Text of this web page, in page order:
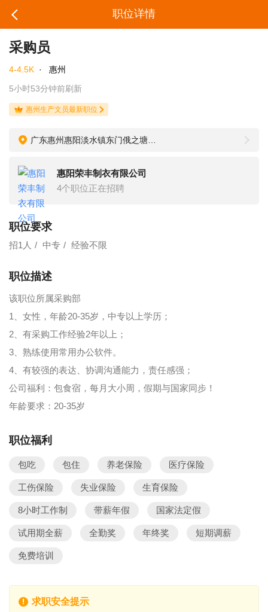
职位详情
采购员
4-4.5K ·
惠州
5小时53分钟前刷新
惠州生产文员最新职位
惠阳荣丰制衣有限公司
4个职位正在招聘
职位要求
招1人 中专 经验不限
职位描述
该职位所属采购部
1、女性，年龄20-35岁，中专以上学历；
2、有采购工作经验2年以上；
3、熟练使用常用办公软件。
4、有较强的表达、协调沟通能力，责任感强；
公司福利：包食宿，每月大小周，假期与国家同步！
年龄要求：20-35岁
职位福利
包吃 包住 养老保险 医疗保险
工伤保险 失业保险 生育保险
8小时工作制 带薪年假 国家法定假
试用期全薪 全勤奖 年终奖 短期调薪
免费培训
求职安全提示